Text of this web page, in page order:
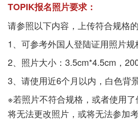
TOPIK报名照片要求：
请参照以下内容，上传符合规格的
1、可参考外国人登陆证用照片规
2、照片大小：3.5cm*4.5cm，
3、请使用近6个月以内，白色背
※若照片不符合规格，或者使用
将无法更改照片，或将无法参加考